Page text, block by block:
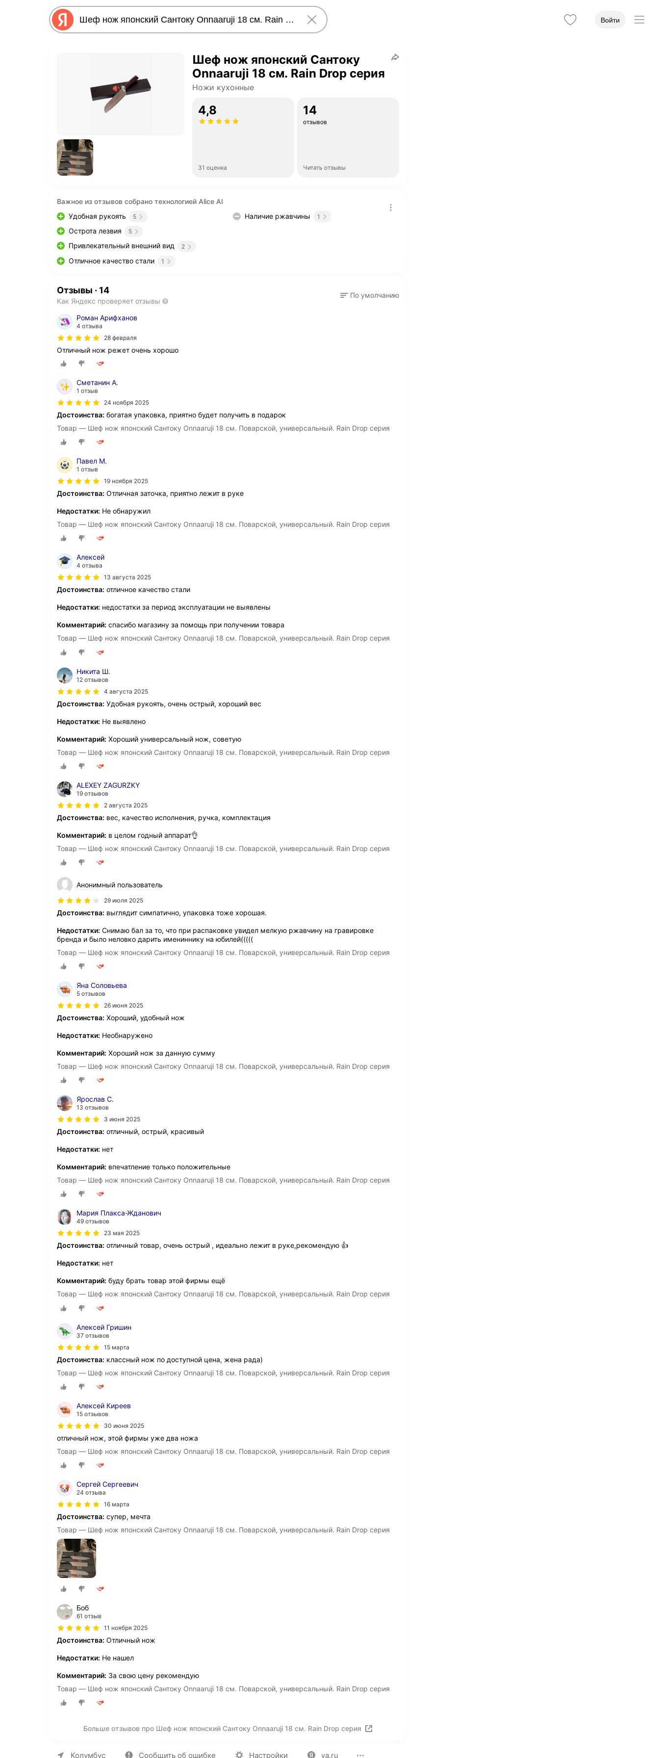
Войти
Шеф нож японский Сантоку
Onnaaruji 18 см. Rain Drop серия
Ножи кухонные
4,8
31 оценка
14
отзывов
Читать отзывы
Важное из отзывов собрано технологией Alice AI
Удобная рукоять
5
Острота лезвия 5
Привлекательный внешний вид 2
Отличное качество стали 1
Наличие ржавчины 1
Отзывы · 14
Как Яндекс проверяет отзывы
По умолчанию
Роман Арифханов
4 отзыва
28 февраля
Отличный нож режет очень хорошо
Сметанин А.
1 отзыв
24 ноября 2025
Достоинства: богатая упаковка, приятно будет получить в подарок
Товар — Шеф нож японский Сантоку Onnaaruji 18 см. Поварской, универсальный. Rain Drop серия
Павел М.
1 отзыв
19 ноября 2025
Достоинства: Отличная заточка, приятно лежит в руке
Недостатки: Не обнаружил
Товар — Шеф нож японский Сантоку Onnaaruji 18 см. Поварской, универсальный. Rain Drop серия
Алексей
4 отзыва
13 августа 2025
Достоинства: отличное качество стали
Недостатки: недостатки за период эксплуатации не выявлены
Комментарий: спасибо магазину за помощь при получении товара
Товар — Шеф нож японский Сантоку Onnaaruji 18 см. Поварской, универсальный. Rain Drop серия
Никита Ш.
12 отзывов
4 августа 2025
Достоинства: Удобная рукоять, очень острый, хороший вес
Недостатки: Не выявлено
Комментарий: Хороший универсальный нож, советую
Товар — Шеф нож японский Сантоку Onnaaruji 18 см. Поварской, универсальный. Rain Drop серия
ALEXEY ZAGURZKY
19 отзывов
2 августа 2025
Достоинства: вес, качество исполнения, ручка, комплектация
Комментарий: в целом годный аппарат👌
Товар — Шеф нож японский Сантоку Onnaaruji 18 см. Поварской, универсальный. Rain Drop серия
Анонимный пользователь
29 июля 2025
Достоинства: выглядит симпатично, упаковка тоже хорошая.
Недостатки: Снимаю бал за то, что при распаковке увидел мелкую ржавчину на гравировке
бренда и было неловко дарить имениннику на юбилей(((((
Товар — Шеф нож японский Сантоку Onnaaruji 18 см. Поварской, универсальный. Rain Drop серия
Яна Соловьева
5 отзывов
26 июня 2025
Достоинства: Хороший, удобный нож
Недостатки: Необнаружено
Комментарий: Хороший нож за данную сумму
Товар — Шеф нож японский Сантоку Onnaaruji 18 см. Поварской, универсальный. Rain Drop серия
Ярослав С.
13 отзывов
3 июня 2025
Достоинства: отличный, острый, красивый
Недостатки: нет
Комментарий: впечатление только положительные
Товар — Шеф нож японский Сантоку Onnaaruji 18 см. Поварской, универсальный. Rain Drop серия
Мария Плакса-Жданович
49 отзывов
23 мая 2025
Достоинства: отличный товар, очень острый , идеально лежит в руке,рекомендую 👍
Недостатки: нет
Комментарий: буду брать товар этой фирмы ещё
Товар — Шеф нож японский Сантоку Onnaaruji 18 см. Поварской, универсальный. Rain Drop серия
Алексей Гришин
37 отзывов
15 марта
Достоинства: классный нож по доступной цена, жена рада)
Товар — Шеф нож японский Сантоку Onnaaruji 18 см. Поварской, универсальный. Rain Drop серия
Алексей Киреев
15 отзывов
30 июня 2025
отличный нож, этой фирмы уже два ножа
Товар — Шеф нож японский Сантоку Onnaaruji 18 см. Поварской, универсальный. Rain Drop серия
Сергей Сергеевич
24 отзыва
16 марта
Достоинства: супер, мечта
Товар — Шеф нож японский Сантоку Onnaaruji 18 см. Поварской, универсальный. Rain Drop серия
Боб
61 отзыв
11 ноября 2025
Достоинства: Отличный нож
Недостатки: Не нашел
Комментарий: За свою цену рекомендую
Товар — Шеф нож японский Сантоку Onnaaruji 18 см. Поварской, универсальный. Rain Drop серия
Больше отзывов про Шеф нож японский Сантоку Onnaaruji 18 см. Rain Drop серия
Колумбус Сообщить об ошибке Настройки ya.ru